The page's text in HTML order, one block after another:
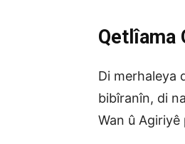
Qetlîama
Di merhaleya
bibîranîn, di
Wan û Agiriyê